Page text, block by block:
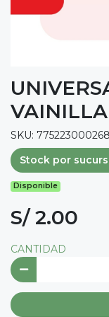
SKU:
Stock por
Disponible
S/ 2.00
CANTIDAD